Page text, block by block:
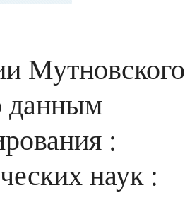
Мутновского
данным
:
наук :